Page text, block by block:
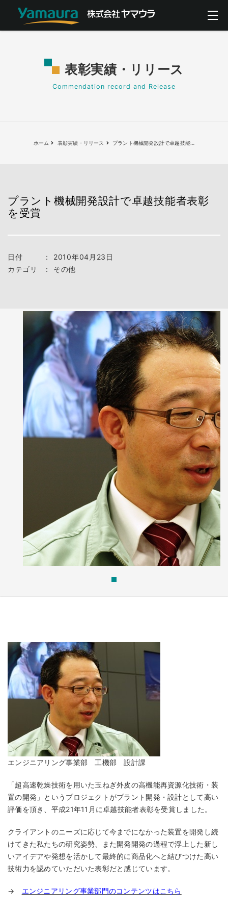
表彰実績・リリース
Commendation record and Release
ホーム 表彰実績・リリース プラント機械開発設計で卓越技能
プラント機械開発設計で卓越技能者表彰
を受賞
日付 ：
2010年04月23日
カテゴリ
： その他
エンジニアリング事業部 工機部 設計課
「超高速乾燥技術を用いた玉ねぎ外皮の高機能再資源化技術・装
置の開発」というプロジェクトがプラント開発・設計として高い
評価を頂き、平成21年11月に卓越技能者表彰を受賞しました。
クライアントのニーズに応じて今までになかった装置を開発し続
けてきた私たちの研究姿勢、また開発開発の過程で浮上した新し
いアイデアや発想を活かして最終的に商品化へと結びつけた高い
技術力を認めていただいた表彰だと感じています。
→ エンジニアリング事業部門のコンテンツはこちら